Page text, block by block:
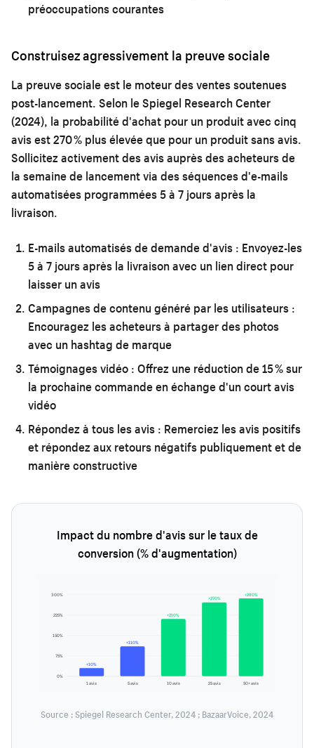
préoccupations courantes
Construisez agressivement la preuve sociale
La preuve sociale est le moteur des ventes soutenues
post-lancement. Selon le Spiegel Research Center
(2024), la probabilité d'achat pour un produit avec cinq
avis est 270 % plus élevée que pour un produit sans avis.
Sollicitez activement des avis auprès des acheteurs de
la semaine de lancement via des séquences d'e-mails
automatisées programmées 5 à 7 jours après la
livraison.
E-mails automatisés de demande d'avis : Envoyez-les
5 à 7 jours après la livraison avec un lien direct pour
laisser un avis
Campagnes de contenu généré par les utilisateurs :
Encouragez les acheteurs à partager des photos
avec un hashtag de marque
Témoignages vidéo : Offrez une réduction de 15 % sur
la prochaine commande en échange d'un court avis
vidéo
Répondez à tous les avis : Remerciez les avis positifs
et répondez aux retours négatifs publiquement et de
manière constructive
Impact du nombre d'avis sur le taux de
conversion (% d'augmentation)
0%
75%
150%
225%
300%
+10%
1 avis
+110%
5 avis
+210%
10 avis
+270%
25 avis
+280%
50+ avis
Source : Spiegel Research Center, 2024 ; BazaarVoice, 2024